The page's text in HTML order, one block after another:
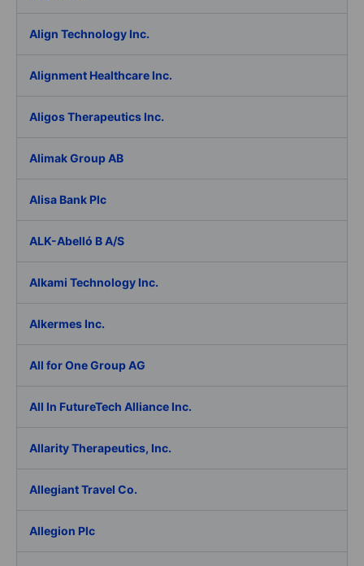
Align Technology Inc.
Alignment Healthcare Inc.
Aligos Therapeutics Inc.
Alimak Group AB
Alisa Bank Plc
ALK-Abelló B A/S
Alkami Technology Inc.
Alkermes Inc.
All for One Group AG
All In FutureTech Alliance Inc.
Allarity Therapeutics, Inc.
Allegiant Travel Co.
Allegion Plc